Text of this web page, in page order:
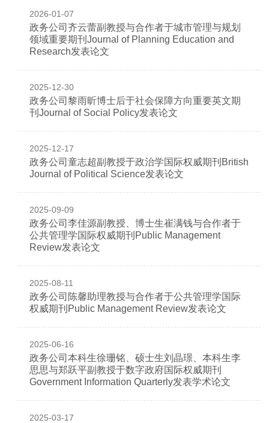
2026-01-07
政务公司齐云蕾副教授与合作者于城市管理与规划
领域重要期刊Journal of Planning Education and
Research发表论文
2025-12-30
政务公司黎雨昕博士后于社会保障方向重要英文期
刊Journal of Social Policy发表论文
2025-12-17
政务公司童志超副教授于政治学国际权威期刊British
Journal of Political Science发表论文
2025-09-09
政务公司李佳源副教授、博士生崔满钱与合作者于
公共管理学国际权威期刊Public Management
Review发表论文
2025-08-11
政务公司陈馨助理教授与合作者于公共管理学国际
权威期刊Public Management Review发表论文
2025-06-16
政务公司本科生徐珊铭、硕士生刘晶璟、本科生李
思思与郑跃平副教授于数字政府国际权威期刊
Government Information Quarterly发表学术论文
2025-03-17